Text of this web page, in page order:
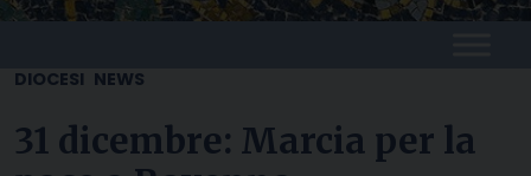
DIOCESI NEWS
31 dicembre: Marcia per la